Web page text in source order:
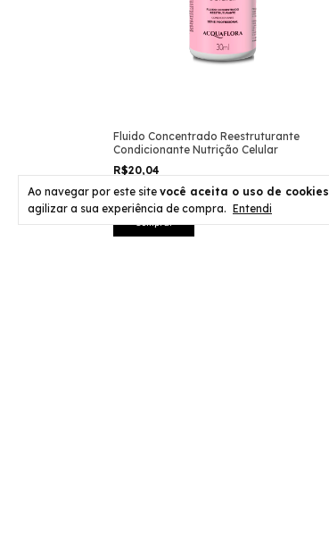
Ao navegar por este site você aceita o uso de cookies
agilizar a sua experiência de compra. Entendi
Fluido Concentrado Reestruturante
Condicionante Nutrição Celular
R$20,04
4 xdeR$5,01 sem juros